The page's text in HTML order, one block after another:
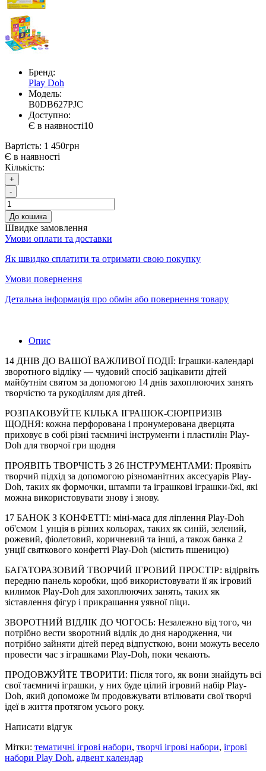
Бренд:
Play Doh
Модель:
B0DB627PJC
Доступно:
Є в наявності10
Вартість: 1 450грн
Є в наявності
Кількість:
+
-
До кошика
Швидке замовлення
Умови оплати та доставки
Як швидко сплатити та отримати свою покупку
Умови повернення
Детальна інформація про обмін або повернення товару
Опис
14 ДНІВ ДО ВАШОЇ ВАЖЛИВОЇ ПОДІЇ: Іграшки-календарі
зворотного відліку — чудовий спосіб зацікавити дітей
майбутнім святом за допомогою 14 днів захоплюючих занять
творчістю та рукоділлям для дітей.
РОЗПАКОВУЙТЕ КІЛЬКА ІГРАШОК-СЮРПРИЗІВ
ЩОДНЯ: кожна перфорована і пронумерована дверцята
приховує в собі різні таємничі інструменти і пластилін Play-
Doh для творчої гри щодня
ПРОЯВІТЬ ТВОРЧІСТЬ З 26 ІНСТРУМЕНТАМИ: Проявіть
творчий підхід за допомогою різноманітних аксесуарів Play-
Doh, таких як формочки, штампи та іграшкові іграшки-їжі, які
можна використовувати знову і знову.
17 БАНОК З КОНФЕТТІ: міні-маса для ліплення Play-Doh
об'ємом 1 унція в різних кольорах, таких як синій, зелений,
рожевий, фіолетовий, коричневий та інші, а також банка 2
унції святкового конфетті Play-Doh (містить пшеницю)
БАГАТОРАЗОВИЙ ТВОРЧИЙ ІГРОВИЙ ПРОСТІР: відірвіть
передню панель коробки, щоб використовувати її як ігровий
килимок Play-Doh для захоплюючих занять, таких як
зіставлення фігур і прикрашання уявної піци.
ЗВОРОТНИЙ ВІДЛІК ДО ЧОГОСЬ: Незалежно від того, чи
потрібно вести зворотний відлік до дня народження, чи
потрібно зайняти дітей перед відпусткою, вони можуть весело
провести час з іграшками Play-Doh, поки чекають.
ПРОДОВЖУЙТЕ ТВОРИТИ: Після того, як вони знайдуть всі
свої таємничі іграшки, у них буде цілий ігровий набір Play-
Doh, який допоможе їм продовжувати втілювати свої творчі
ідеї в життя протягом усього року.
Написати відгук
Мітки: тематичні ігрові набори, творчі ігрові набори, ігрові
набори Play Doh, адвент календар